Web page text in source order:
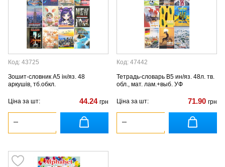
Код: 43725
Зошит-словник А5 ін/яз. 48
аркушів, тб.обкл.
Ціна за шт: 44.24 грн
Код: 47442
Тетрадь-словарь В5 ин/яз. 48л. тв.
обл., мат. лам.+выб. УФ
Ціна за шт: 71.90 грн